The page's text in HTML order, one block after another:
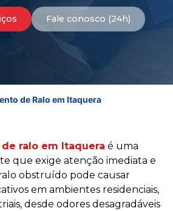
Fale conosco (24h)
de Ralo em Itaquera
ralo em Itaquera é uma
que exige atenção imediata e
obstruído pode causar
em ambientes residenciais,
desde odores desagradáveis